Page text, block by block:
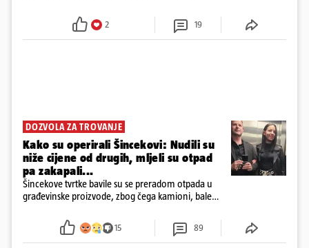
2 19
DOZVOLA ZA TROVANJE
Kako su operirali Šincekovi: Nudili su
niže cijene od drugih, mljeli su otpad
pa zakapali...
Šincekove tvrtke bavile su se preradom otpada u
građevinske proizvode, zbog čega kamioni, bale
15 89